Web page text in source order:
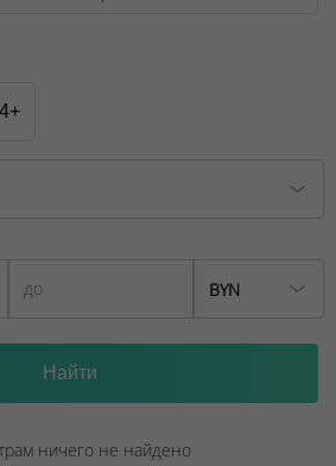
4+
BYN
ничего не найдено